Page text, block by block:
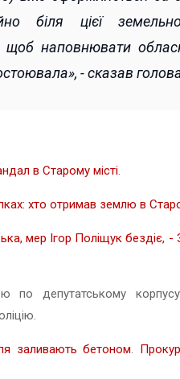
біля цієї
щоб наповнювати
- сказав
в Старому місті.
хто отримав землю в
мер Ігор Поліщук бездіє, -
по депутатському
заливають бетоном.